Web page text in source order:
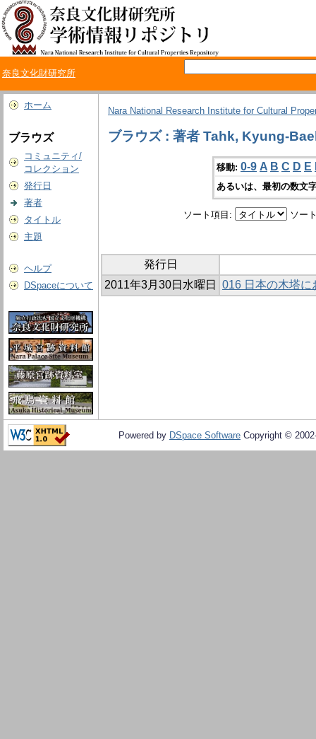
奈良文化財研究所
ホーム
ブラウズ
コミュニティ/
コレクション
発行日
著者
タイトル
主題
ヘルプ
DSpaceについて
Nara National Research Institute for Cultural
ブラウズ : 著者 Tahk, Kyung-
移動: 0-9 A B C D E
あるいは、最初の数文
ソート項目: ソー
発行日
2011年3月30日水曜日
016 日本の木塔に
Powered by DSpace Software Copyright ©